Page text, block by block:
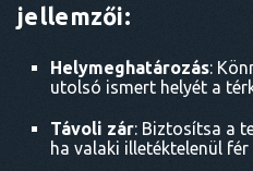
jellemzői:
Helymeghatározás:
utolsó ismert helyét a
Távoli zár: Biztosítsa a
ha valaki illetéktelenül fér